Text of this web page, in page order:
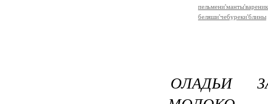
беляши'чебуреки'блины
ОЛАДЬИ